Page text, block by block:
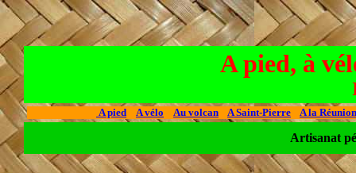
A pied, à
A pied A vélo Au volcan A Saint-Pierre A la Réunion
Artisanat